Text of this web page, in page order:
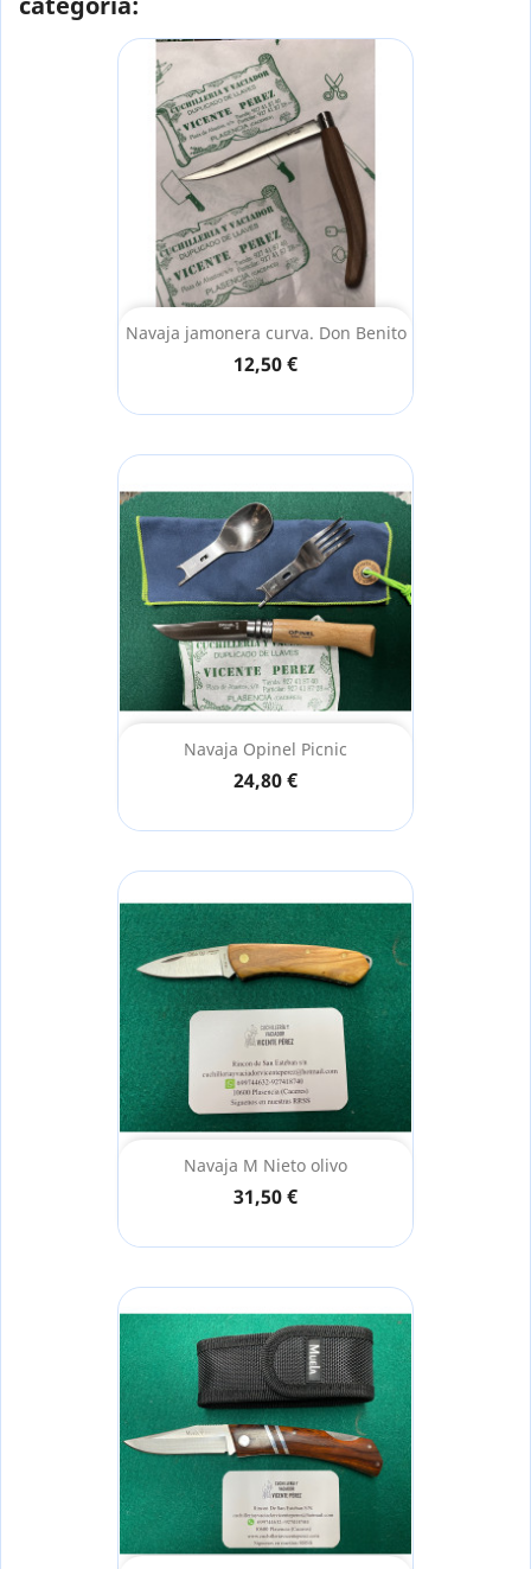
Navaja jamonera curva. Don Benito
12,50 €
Navaja Opinel Picnic
24,80 €
Navaja M Nieto olivo
31,50 €